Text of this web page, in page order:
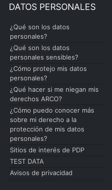
DATOS PERSONALES
¿Qué son los datos
personales?
¿Qué son los datos
personales sensibles?
¿Cómo protejo mis datos
personales?
¿Qué hacer si me niegan mis
derechos ARCO?
¿Cómo puedo conocer más
sobre mi derecho a la
protección de mis datos
personales?
Sitios de interés de PDP
TEST DATA
Avisos de privacidad